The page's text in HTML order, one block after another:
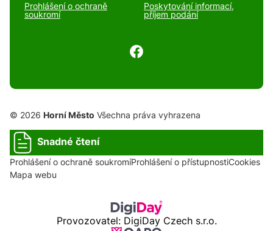
Prohlášení o ochraně
soukromí
Poskytování informací,
příjem podání
© 2026 Horní Město Všechna práva vyhrazena
Snadné čtení
Prohlášení o ochraně soukromíProhlášení o přístupnostiCookies
Mapa webu
Provozovatel: DigiDay Czech s.r.o.